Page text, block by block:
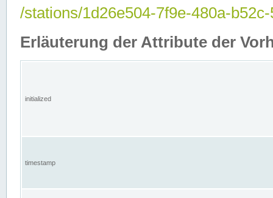
/stations/1d26e504-7f9e-480a-
Erläuterung der Attribute der
initialized
timestamp